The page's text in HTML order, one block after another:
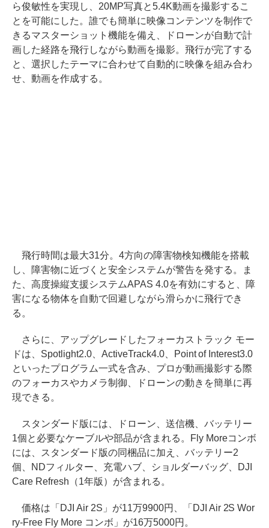
ら俊敏性を実現し、20MP写真と5.4K動画を撮影するこ
とを可能にした。誰でも簡単に映像コンテンツを制作で
きるマスターショット機能を備え、ドローンが自動で計
画した経路を飛行しながら動画を撮影。飛行が完了する
と、選択したテーマに合わせて自動的に映像を組み合わ
せ、動画を作成する。
飛行時間は最大31分。4方向の障害物検知機能を搭載
し、障害物に近づくと安全システムが警告を発する。ま
た、高度操縦支援システムAPAS 4.0を有効にすると、障
害になる物体を自動で回避しながら滑らかに飛行でき
る。
さらに、アップグレードしたフォーカストラック モー
ドは、Spotlight2.0、ActiveTrack4.0、Point of Interest3.0
といったプログラム一式を含み、プロが動画撮影する際
のフォーカスやカメラ制御、ドローンの動きを簡単に再
現できる。
スタンダード版には、ドローン、送信機、バッテリー
1個と必要なケーブルや部品が含まれる。Fly Moreコンボ
には、スタンダード版の同梱品に加え、バッテリー2
個、NDフィルター、充電ハブ、ショルダーバッグ、DJI
Care Refresh（1年版）が含まれる。
価格は「DJI Air 2S」が11万9900円、「DJI Air 2S Wor
ry-Free Fly More コンボ」が16万5000円。